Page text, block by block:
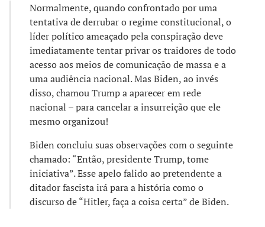
Normalmente, quando confrontado por uma
tentativa de derrubar o regime constitucional, o
líder político ameaçado pela conspiração deve
imediatamente tentar privar os traidores de todo
acesso aos meios de comunicação de massa e a
uma audiência nacional. Mas Biden, ao invés
disso, chamou Trump a aparecer em rede
nacional – para cancelar a insurreição que ele
mesmo organizou!
Biden concluiu suas observações com o seguinte
chamado: “Então, presidente Trump, tome
iniciativa”. Esse apelo falido ao pretendente a
ditador fascista irá para a história como o
discurso de “Hitler, faça a coisa certa” de Biden.